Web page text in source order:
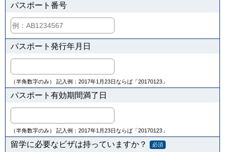
パスポート番号
パスポート発行年月日
（半角数字のみ） 記入例：2017年1月23日ならば「20170123」
パスポート有効期間満了日
（半角数字のみ） 記入例：2017年1月23日ならば「20170123」
留学に必要なビザは持っていますか？ 必須